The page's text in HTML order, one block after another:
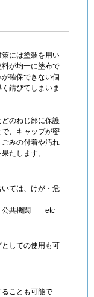
には塗装を用い
が均一に塗布で
確保できない個
錆びてしまいま
のねじ部に保護
、キャップが密
みの付着や汚れ
たします。
ては、けが・危
公共機関 etc
しての使用も可
ことも可能で